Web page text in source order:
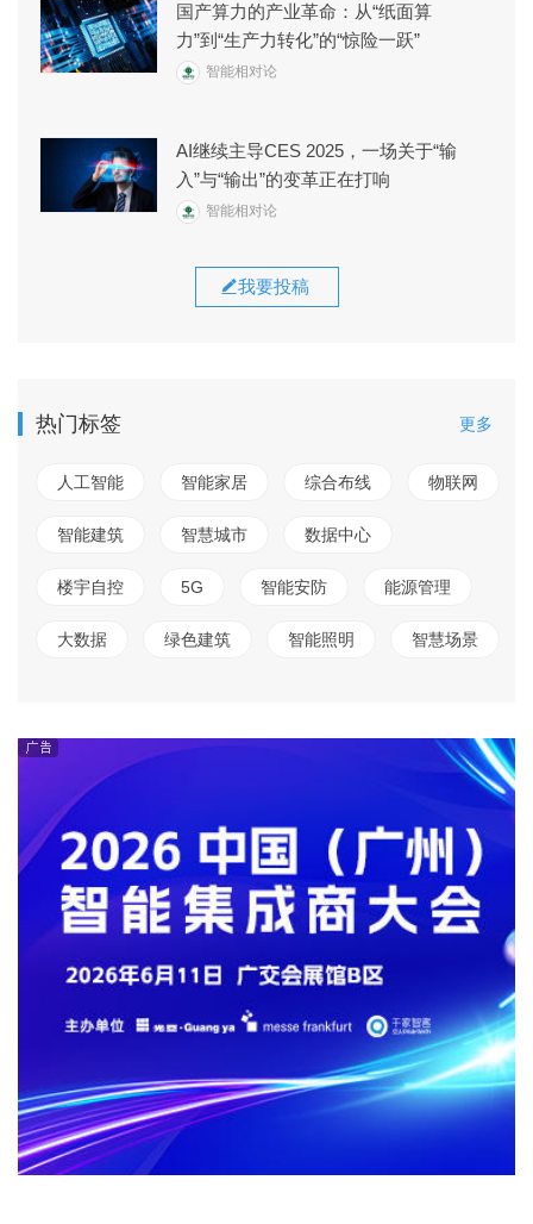
国产算力的产业革命：从“纸面算
力”到“生产力转化”的“惊险一跃”
智能相对论
AI继续主导CES 2025，一场关于“输
入”与“输出”的变革正在打响
智能相对论
我要投稿
热门标签 更多
人工智能 智能家居 综合布线 物联网
智能建筑 智慧城市 数据中心
楼宇自控 5G 智能安防 能源管理
大数据 绿色建筑 智能照明 智慧场景